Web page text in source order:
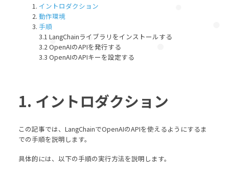
イントロダクション
動作環境
手順
3.1 LangChainライブラリをインストールする
3.2 OpenAIのAPIを発行する
3.3 OpenAIのAPIキーを設定する
1. イントロダクション
この記事では、LangChainでOpenAIのAPIを使えるようにするま
での手順を説明します。
具体的には、以下の手順の実行方法を説明します。